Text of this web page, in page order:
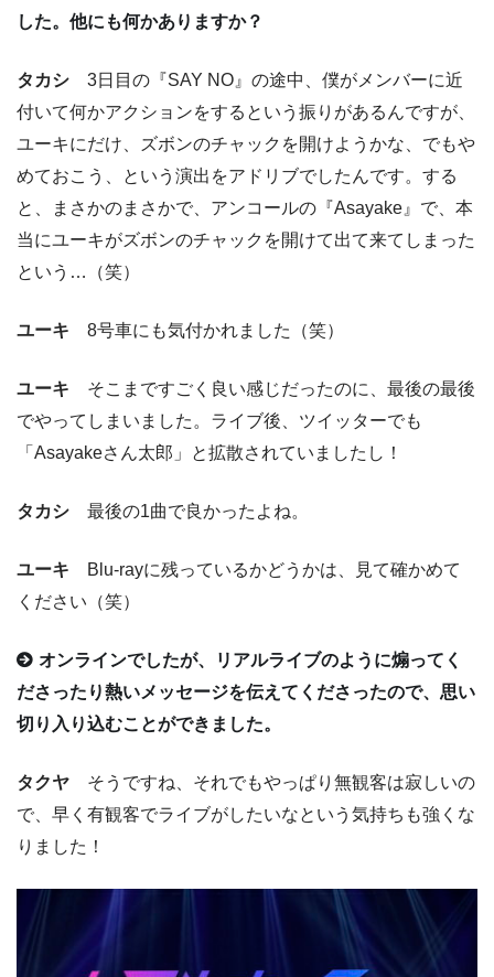
した。他にも何かありますか？
タカシ 3日目の『SAY NO』の途中、僕がメンバーに近
付いて何かアクションをするという振りがあるんですが、
ユーキにだけ、ズボンのチャックを開けようかな、でもや
めておこう、という演出をアドリブでしたんです。する
と、まさかのまさかで、アンコールの『Asayake』で、本
当にユーキがズボンのチャックを開けて出て来てしまった
という…（笑）
ユーキ 8号車にも気付かれました（笑）
ユーキ そこまですごく良い感じだったのに、最後の最後
でやってしまいました。ライブ後、ツイッターでも
「Asayakeさん太郎」と拡散されていましたし！
タカシ 最後の1曲で良かったよね。
ユーキ Blu-rayに残っているかどうかは、見て確かめて
ください（笑）
オンラインでしたが、リアルライブのように煽ってく
ださったり熱いメッセージを伝えてくださったので、思い
切り入り込むことができました。
タクヤ そうですね、それでもやっぱり無観客は寂しいの
で、早く有観客でライブがしたいなという気持ちも強くな
りました！